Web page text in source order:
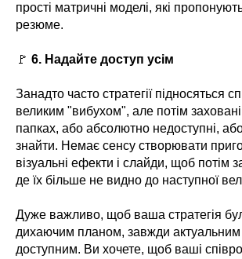
прості матричні моделі, які
резюме.
🚩 6. Надайте доступ усім
Занадто часто стратегії підносяться
великим "вибухом", але потім
папках, або абсолютно недоступні,
знайти. Немає сенсу створювати
візуальні ефекти і слайди, щоб потім
де їх більше не видно до наступної
Дуже важливо, щоб ваша стратегія
дихаючим планом, завжди актуальним
доступним. Ви хочете, щоб ваші